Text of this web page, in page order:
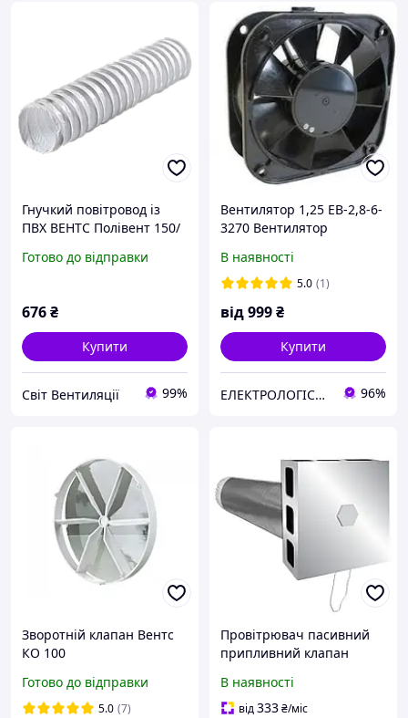
Гнучкий повітровод із
ПВХ ВЕНТС Полівент 150/
Готово до відправки
676₴
Купити
Світ Вентиляції 99%
Вентилятор 1,25 ЕВ-2,8-6-
3270 Вентилятор
В наявності
5.0 (1)
від999₴
Купити
ЕЛЕКТРОЛОГІСТИК 96%
Зворотній клапан Вентс
КО 100
Готово до відправки
5.0 (7)
Провітрювач пасивний
припливний клапан
м/год 3 на 25 м²
В наявності
від333₴/міс